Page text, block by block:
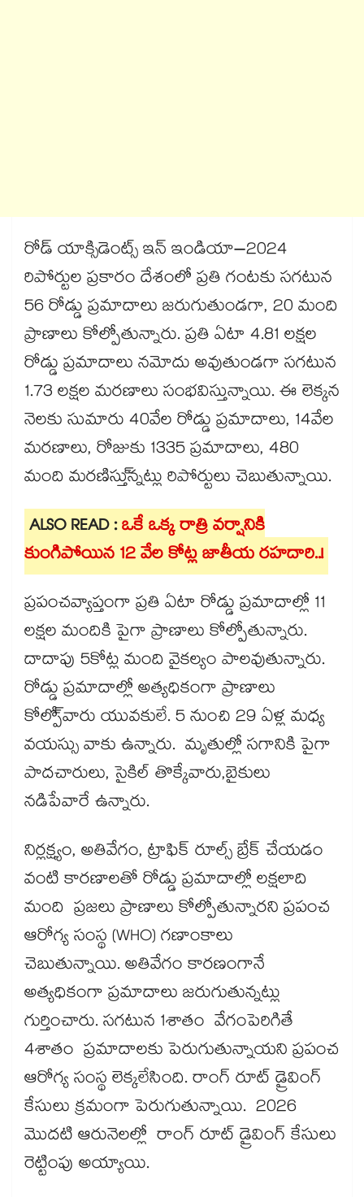
రోడ్ యాక్సిడెంట్స్ ఇన్ ఇండియా–2024
రిపోర్టుల ప్రకారం దేశంలో ప్రతి గంటకు సగటున
56 రోడ్డు ప్రమాదాలు జరుగుతుండగా, 20 మంది
ప్రాణాలు కోల్పోతున్నారు. ప్రతి ఏటా 4.81 లక్షల
రోడ్డు ప్రమాదాలు నమోదు అవుతుండగా సగటున
1.73 లక్షల మరణాలు సంభవిస్తున్నాయి. ఈ లెక్కన
నెలకు సుమారు 40వేల రోడ్డు ప్రమాదాలు, 14వేల
మరణాలు, రోజుకు 1335 ప్రమాదాలు, 480
మంది మరణిస్తు్న్నట్లు రిపోర్టులు చెబుతున్నాయి.
ALSO READ :ఒకే ఒక్క రాత్రి వర్షానికి
కుంగిపోయిన 12 వేల కోట్ల జాతీయ రహదారి..!
ప్రపంచవ్యాప్తంగా ప్రతి ఏటా రోడ్డు ప్రమాదాల్లో 11
లక్షల మందికి పైగా ప్రాణాలు కోల్పోతున్నారు.
దాదాపు 5కోట్ల మంది వైకల్యం పాలవుతున్నారు.
రోడ్డు ప్రమాదాల్లో అత్యధికంగా ప్రాణాలు
కోల్పో్వారు యువకులే. 5 నుంచి 29 ఏళ్ల మధ్య
వయస్సు వాకు ఉన్నారు. మృతుల్లో సగానికి పైగా
పాదచారులు, సైకిల్ తొక్కేవారు,బైకులు
నడిపేవారే ఉన్నారు.
నిర్లక్ష్యం, అతివేగం, ట్రాఫిక్ రూల్స్ బ్రేక్ చేయడం
వంటి కారణాలతో రోడ్డు ప్రమాదాల్లో లక్షలాది
మంది ప్రజలు ప్రాణాలు కోల్పోతున్నారని ప్రపంచ
ఆరోగ్య సంస్థ (WHO) గణాంకాలు
చెబుతున్నాయి. అతివేగం కారణంగానే
అత్యధికంగా ప్రమాదాలు జరుగుతున్నట్లు
గుర్తించారు. సగటున 1శాతం వేగంపెరిగితే
4శాతం ప్రమాదాలకు పెరుగుతున్నాయని ప్రపంచ
ఆరోగ్య సంస్థ లెక్కలేసింది. రాంగ్ రూట్ డ్రైవింగ్
కేసులు క్రమంగా పెరుగుతున్నాయి. 2026
మొదటి ఆరునెలల్లో రాంగ్ రూట్ డ్రైవింగ్ కేసులు
రెట్టింపు అయ్యాయి.